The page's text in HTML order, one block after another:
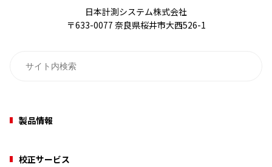
日本計測システム株式会社
〒633-0077 奈良県桜井市大西526-1
製品情報
校正サービス